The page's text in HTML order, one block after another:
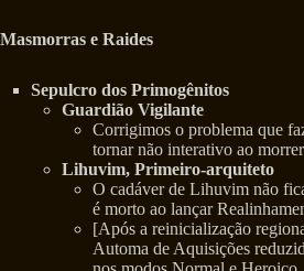
Masmorras e Raides
Sepulcro dos Primogênitos
Guardião Vigilante
Corrigimos o problema que
tornar não interativo ao
Lihuvim, Primeiro-arquiteto
O cadáver de Lihuvim não
é morto ao lançar
[Após a reinicialização
Automa de Aquisições